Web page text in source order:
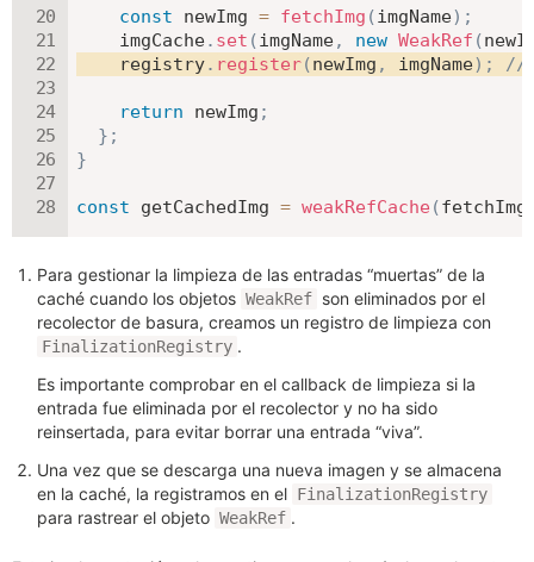
const newImg = fetchImg (imgName) ;
    imgCache
. set (imgName, new WeakRef (
    registry
. register(newImg , imgName) ; //
return newImg ;
} ;
}
const getCachedImg = weakRefCache (fetchImg
Para gestionar la limpieza de las entradas “muertas” de la
caché cuando los objetos WeakRef son eliminados por el
recolector de basura, creamos un registro de limpieza con
FinalizationRegistry .
Es importante comprobar en el callback de limpieza si la
entrada fue eliminada por el recolector y no ha sido
reinsertada, para evitar borrar una entrada “viva”.
Una vez que se descarga una nueva imagen y se almacena
en la caché, la registramos en el FinalizationRegistry
para rastrear el objeto WeakRef .